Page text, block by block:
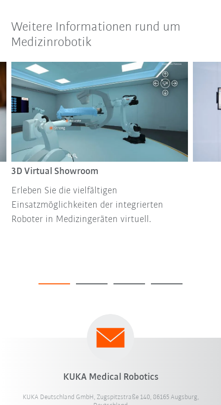
Weitere Informationen rund um
Medizinrobotik
3D Virtual Showroom
Erleben Sie die vielfältigen
Einsatzmöglichkeiten der integrierten
Roboter in Medizingeräten virtuell.
KUKA Medical Robotics
KUKA Deutschland GmbH, Zugspitzstraße 140, 86165 Augsburg,